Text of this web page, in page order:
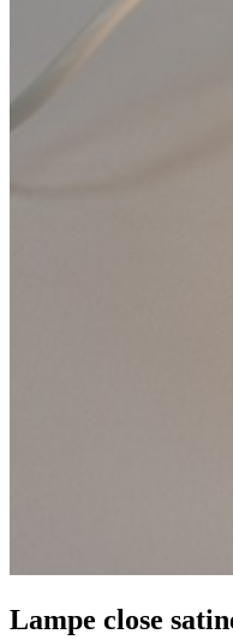
Lampe close